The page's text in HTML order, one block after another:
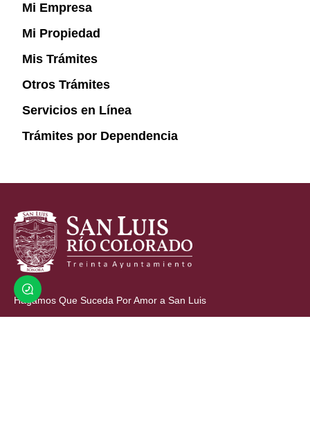
Mi Empresa
Mi Propiedad
Mis Trámites
Otros Trámites
Servicios en Línea
Trámites por Dependencia
Hagamos Que Suceda Por Amor a San Luis